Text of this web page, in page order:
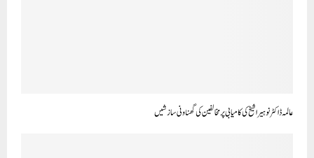
عالمہ ڈاکٹر نوہیرا شیخ کی کامیابی پر مخالفین کی گھناونی سازشیں